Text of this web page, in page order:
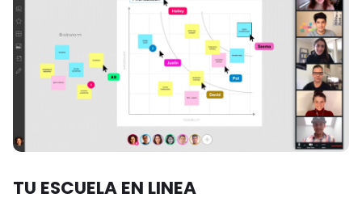
TU ESCUELA EN LINEA